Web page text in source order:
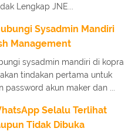
Lengkap JNE...
Sysadmin Mandiri
Management
sysadmin mandiri di kopra
tindakan pertama untuk
password akun maker dan ...
Selalu Terlihat
Tidak Dibuka